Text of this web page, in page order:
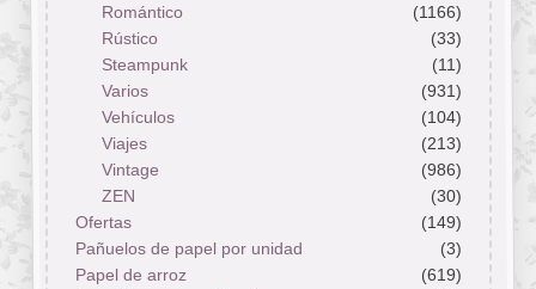
Romántico
(1166)
Rústico
(33)
Steampunk
(11)
Varios
(931)
Vehículos
(104)
Viajes
(213)
Vintage
(986)
ZEN
(30)
Ofertas
(149)
Pañuelos de papel por unidad
(3)
Papel de arroz
(619)